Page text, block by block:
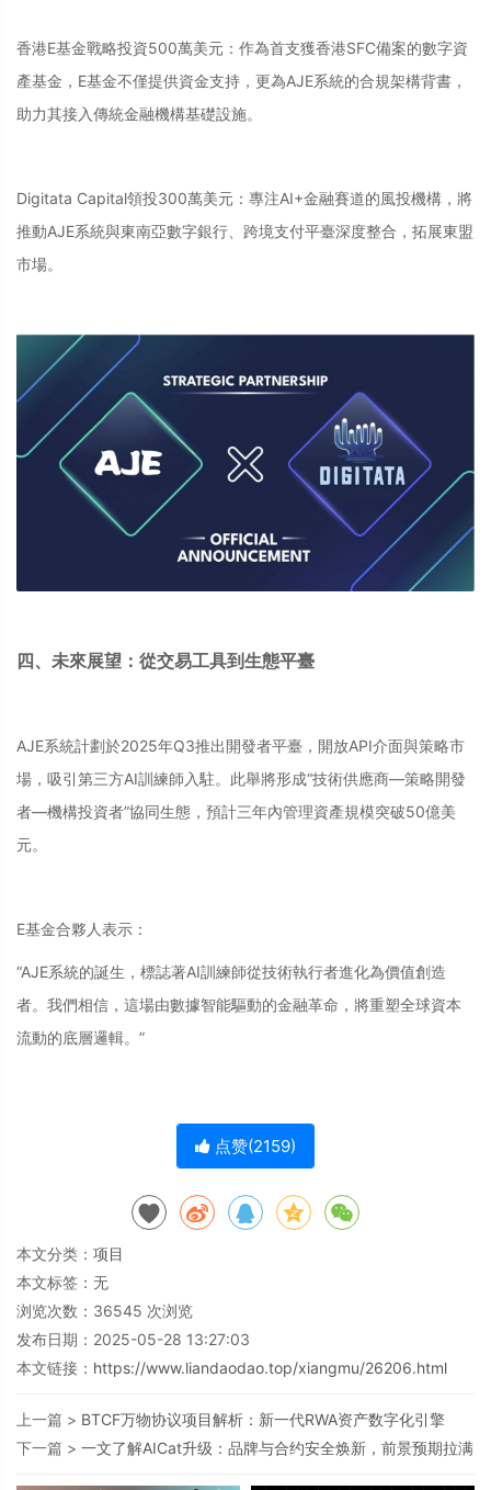
香港E基金戰略投資500萬美元：作為首支獲香港SFC備案的數字資
產基金，E基金不僅提供資金支持，更為AJE系統的合規架構背書，
助力其接入傳統金融機構基礎設施。
Digitata Capital領投300萬美元：專注AI+金融賽道的風投機構，將
推動AJE系統與東南亞數字銀行、跨境支付平臺深度整合，拓展東盟
市場。
四、未來展望：從交易工具到生態平臺
AJE系統計劃於2025年Q3推出開發者平臺，開放API介面與策略市
場，吸引第三方AI訓練師入駐。此舉將形成“技術供應商—策略開發
者—機構投資者”協同生態，預計三年內管理資產規模突破50億美
元。
E基金合夥人表示：
“AJE系統的誕生，標誌著AI訓練師從技術執行者進化為價值創造
者。我們相信，這場由數據智能驅動的金融革命，將重塑全球資本
流動的底層邏輯。”
点赞(2159)
本文分类： 项目
本文标签：无
浏览次数： 36545 次浏览
发布日期：2025-05-28 13:27:03
本文链接： https://www.liandaodao.top/xiangmu/26206.html
上一篇 > BTCF万物协议项目解析：新一代RWA资产数字化引擎
下一篇 > 一文了解AICat升级：品牌与合约安全焕新，前景预期拉满